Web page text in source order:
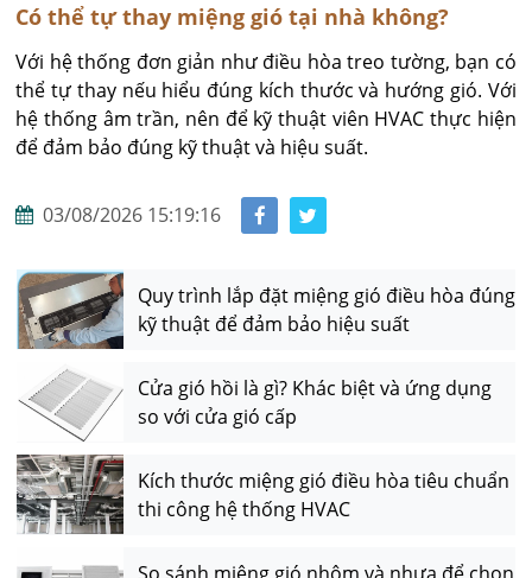
Có thể tự thay miệng gió tại nhà không?
Với hệ thống đơn giản như điều hòa treo tường, bạn có
thể tự thay nếu hiểu đúng kích thước và hướng gió. Với
hệ thống âm trần, nên để kỹ thuật viên HVAC thực hiện
để đảm bảo đúng kỹ thuật và hiệu suất.
03/08/2026 15:19:16
Quy trình lắp đặt miệng gió điều hòa đúng
kỹ thuật để đảm bảo hiệu suất
Cửa gió hồi là gì? Khác biệt và ứng dụng
so với cửa gió cấp
Kích thước miệng gió điều hòa tiêu chuẩn
thi công hệ thống HVAC